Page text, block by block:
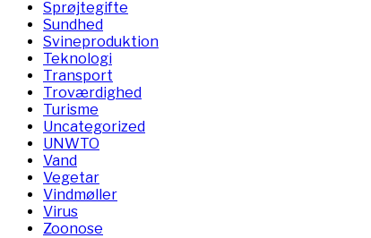
Sprøjtegifte
Sundhed
Svineproduktion
Teknologi
Transport
Troværdighed
Turisme
Uncategorized
UNWTO
Vand
Vegetar
Vindmøller
Virus
Zoonose